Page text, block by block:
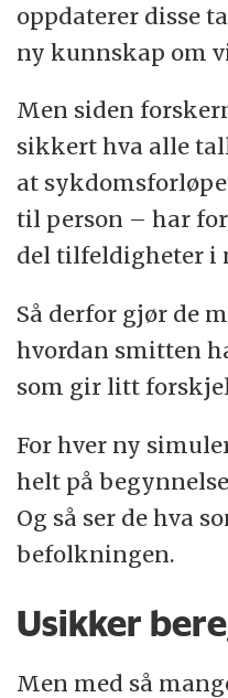
oppdaterer disse
ny kunnskap om
Men siden
sikkert hva alle
at
til person – har
del tilfeldigheter i
Så derfor gjør de
hvordan smitten
som gir litt
For hver ny
helt på
Og så ser de hva
befolkningen.
Usikker
Men med så